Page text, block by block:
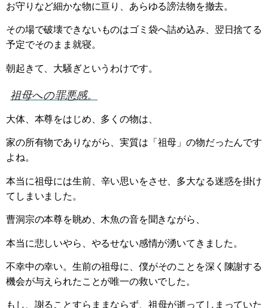
お守りなど細かな物に亘り、あらゆる謗法物を撤去。
その場で破壊できないものはゴミ袋へ詰め込み、翌日捨てる
予定でそのまま就寝。
朝起きて、大騒ぎというわけです。
祖母への罪悪感。
大体、本尊をはじめ、多くの物は、
家の所有物でありながら、実質は「祖母」の物だったんです
よね。
本当に祖母には生前、辛い思いをさせ、多大なる迷惑を掛け
てしまいました。
曹洞宗の本尊を眺め、木魚の音を聞きながら、
本当に悲しいやら、やるせない感情が湧いてきました。
不幸中の幸い。生前の祖母に、僕がそのことを深く陳謝する
機会が与えられたことが唯一の救いでした。
もし、謝ることすらままならず、祖母が逝ってしまっていた